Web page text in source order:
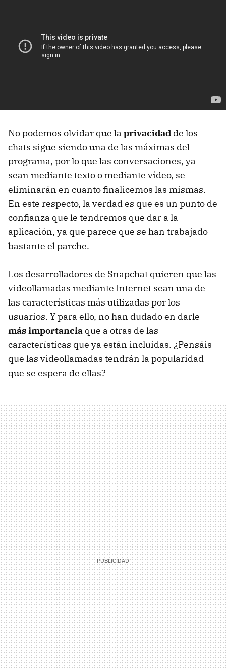
No podemos olvidar que la privacidad de los
chats sigue siendo una de las máximas del
programa, por lo que las conversaciones, ya
sean mediante texto o mediante vídeo, se
eliminarán en cuanto finalicemos las mismas.
En este respecto, la verdad es que es un punto de
confianza que le tendremos que dar a la
aplicación, ya que parece que se han trabajado
bastante el parche.
Los desarrolladores de Snapchat quieren que las
videollamadas mediante Internet sean una de
las características más utilizadas por los
usuarios. Y para ello, no han dudado en darle
más importancia que a otras de las
características que ya están incluidas. ¿Pensáis
que las videollamadas tendrán la popularidad
que se espera de ellas?